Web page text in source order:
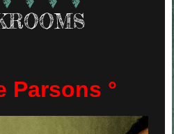
Parsons °